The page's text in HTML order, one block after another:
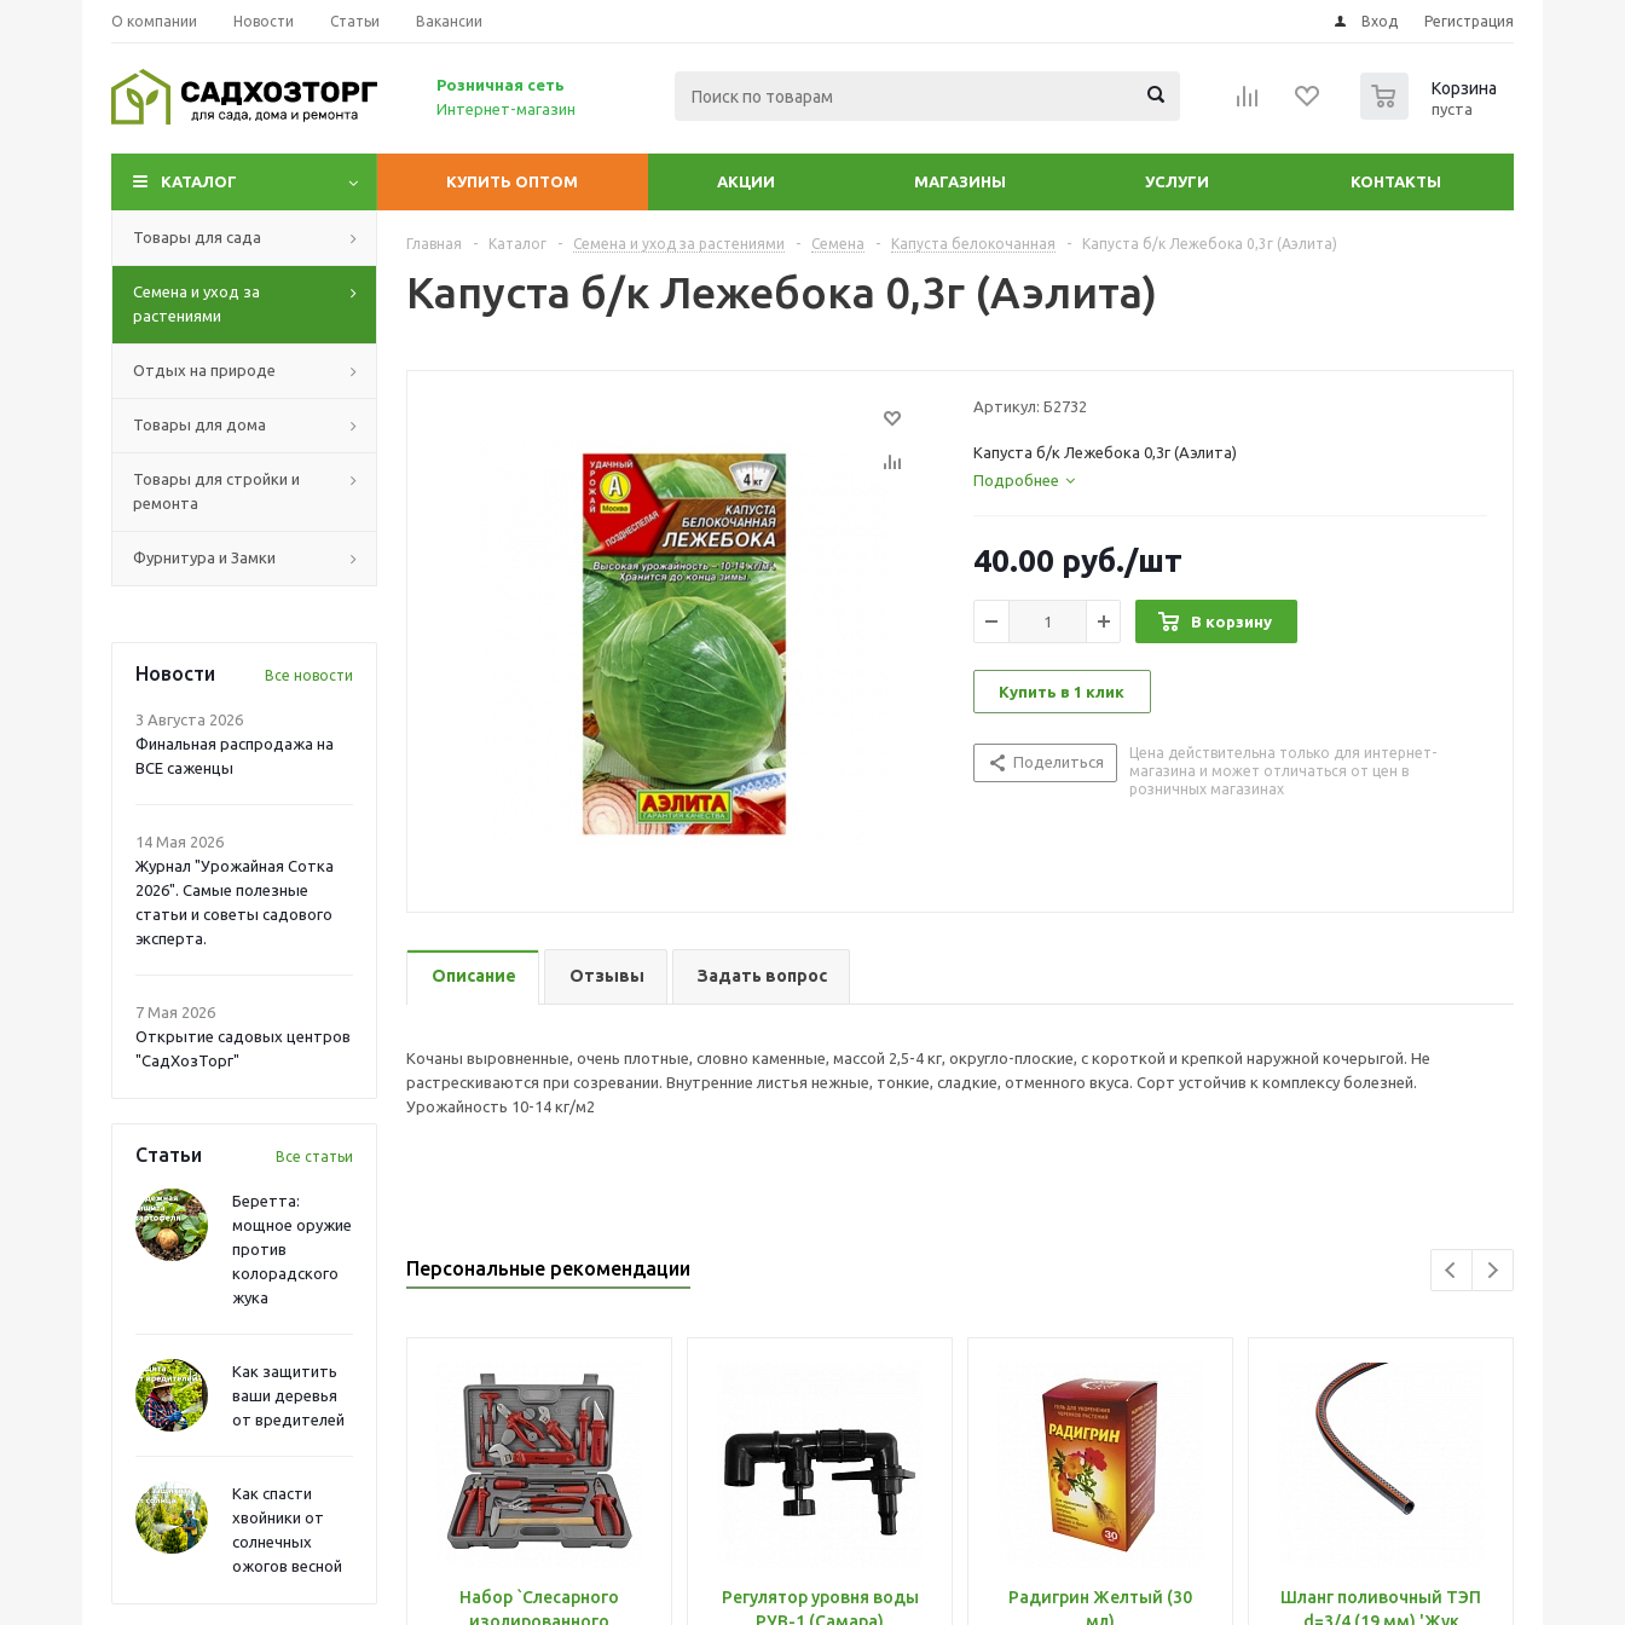
О компании Новости Статьи Вакансии Вход Регистрация
Розничная сеть
Интернет-магазин
Корзина
пуста
КАТАЛОГ КУПИТЬ ОПТОМ АКЦИИ МАГАЗИНЫ УСЛУГИ КОНТАКТЫ
Товары для сада
Семена и уход за
растениями
Отдых на природе
Товары для дома
Товары для стройки и
ремонта
Фурнитура и Замки
Новости Все новости
3 Августа 2026
Финальная распродажа на
ВСЕ саженцы
14 Мая 2026
Журнал "Урожайная Сотка
2026". Самые полезные
статьи и советы садового
эксперта.
7 Мая 2026
Открытие садовых центров
"СадХозТорг"
Статьи Все статьи
Беретта:
мощное оружие
против
колорадского
жука
Как защитить
ваши деревья
от вредителей
Как спасти
хвойники от
солнечных
ожогов весной
Главная - Каталог - Семена и уход за растениями - Семена - Капуста белокочанная - Капуста б/к Лежебока 0,3г (Аэлита)
Капуста б/к Лежебока 0,3г (Аэлита)
Артикул: Б2732
Капуста б/к Лежебока 0,3г (Аэлита)
Подробнее
40.00 руб./шт
В корзину
Купить в 1 клик
Поделиться
Цена действительна только для интернет-
магазина и может отличаться от цен в
розничных магазинах
Описание Отзывы Задать вопрос
Кочаны выровненные, очень плотные, словно каменные, массой 2,5-4 кг, округло-плоские, с короткой и крепкой наружной кочерыгой. Не
растрескиваются при созревании. Внутренние листья нежные, тонкие, сладкие, отменного вкуса. Сорт устойчив к комплексу болезней.
Урожайность 10-14 кг/м2
Персональные рекомендации
Набор `Слесарного
Регулятор уровня воды
Радигрин Желтый (30
Шланг поливочный ТЭП